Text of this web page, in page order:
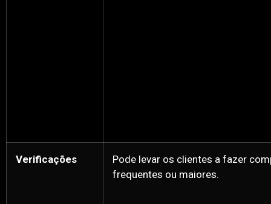
Verificações
Pode levar os clientes a fazer
frequentes ou maiores.